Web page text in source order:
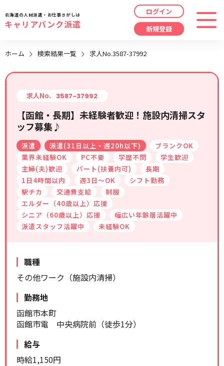
職種 指定なし
給与
こだわり 指定なし
キーワード 指定なし
リセット
最近見た求人
最近利用した検索条件
検索履歴はありません。
北海道の人材派遣・お仕事さがしは
キャリアバンク派遣
ログイン
新規登録
ホーム 検索結果一覧 求人No.3587-37992
求人No. 3587-37992
【函館・長期】未経験者歓迎！施設内清掃スタ
ッフ募集♪
派遣 派遣(31日以上・週20h以下)
ブランクOK
業界未経験OK
PC不要 学歴不問
学生歓迎
主婦(夫)歓迎
パート(扶養内可)
長期
1日4時間以内
週3日～OK
シフト勤務
駅チカ
交通費支給
制服
エルダー（40歳以上）応援
シニア（60歳以上）応援
幅広い年齢層活躍中
派遣スタッフ活躍中
未経験OK
職種
その他ワーク（施設内清掃）
勤務地
函館市本町
函館市電 中央病院前（徒歩1分）
給与
時給1,150円